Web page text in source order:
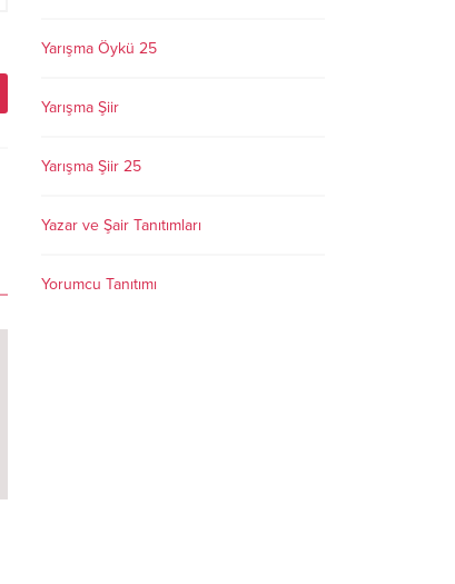
Yarışma Öykü 25
Yarışma Şiir
Yarışma Şiir 25
Yazar ve Şair Tanıtımları
Yorumcu Tanıtımı